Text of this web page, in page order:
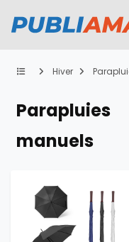
Hiver
Parapluies
manuels